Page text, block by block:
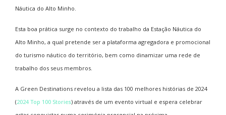
Náutica do Alto Minho.
Esta boa prática surge no contexto do trabalho da Estação Náutica do
Alto Minho, a qual pretende ser a plataforma agregadora e promocional
do turismo náutico do território, bem como dinamizar uma rede de
trabalho dos seus membros.
A Green Destinations revelou a lista das 100 melhores histórias de 2024
(2024 Top 100 Stories) através de um evento virtual e espera celebrar